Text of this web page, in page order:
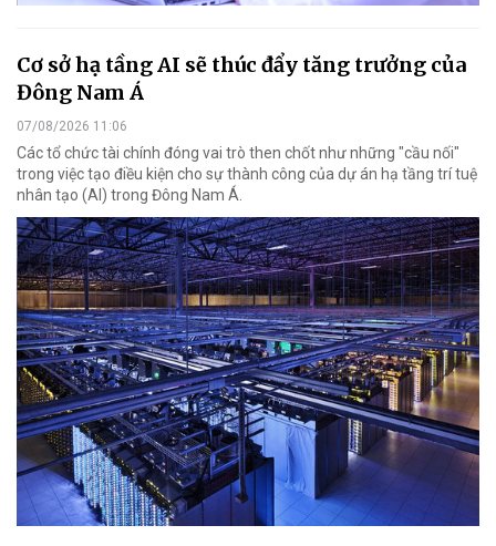
Cơ sở hạ tầng AI sẽ thúc đẩy tăng trưởng của
Đông Nam Á
07/08/2026 11:06
Các tổ chức tài chính đóng vai trò then chốt như những "cầu nối"
trong việc tạo điều kiện cho sự thành công của dự án hạ tầng trí tuệ
nhân tạo (AI) trong Đông Nam Á.